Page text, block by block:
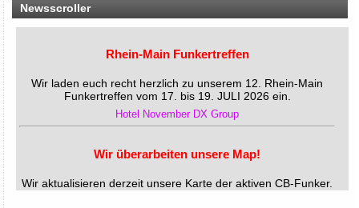
Newsscroller
Rhein-Main Funkertreffen
Wir laden euch recht herzlich zu unserem 12. Rhein-Main
Funkertreffen vom 17. bis 19. JULI 2026 ein.
Hotel November DX Group
Wir überarbeiten unsere Map!
Wir aktualisieren derzeit unsere Karte der aktiven CB-Funker.
Alle aktiven Mitglieder werden ab sofort mit einem grünen